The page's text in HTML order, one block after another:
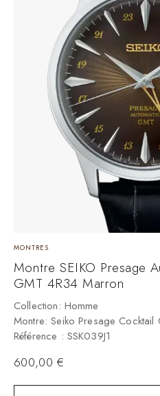
MONTRES
Montre SEIKO Presage
GMT 4R34 Marron
Collection: Homme
Montre: Seiko Presage Cocktail
Référence : SSK039J1
600,00 €